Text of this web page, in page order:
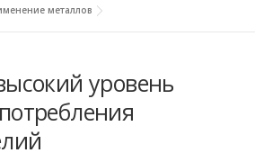
СРЕДА
металлов
уровень